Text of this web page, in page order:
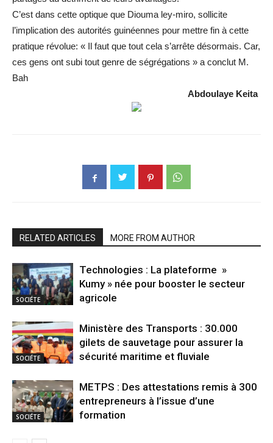
C’est dans cette optique que Diouma ley-miro, sollicite
l’implication des autorités guinéennes pour mettre fin à cette
pratique révolue: « Il faut que tout cela s’arrête désormais. Car,
ces gens ont subi tout genre de ségrégations » a conclut M.
Bah
Abdoulaye Keita
RELATED ARTICLES MORE FROM AUTHOR
SOCIÉTE
Technologies : La plateforme »
Kumy » née pour booster le secteur
agricole
SOCIÉTE
Ministère des Transports : 30.000
gilets de sauvetage pour assurer la
sécurité maritime et fluviale
SOCIÉTE
METPS : Des attestations remis à 300
entrepreneurs à l’issue d’une
formation